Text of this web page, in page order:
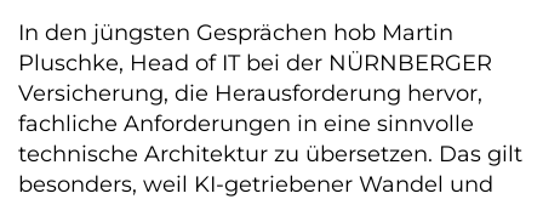
In den jüngsten Gesprächen hob Martin
Pluschke, Head of IT bei der NÜRNBERGER
Versicherung, die Herausforderung hervor,
fachliche Anforderungen in eine sinnvolle
technische Architektur zu übersetzen. Das gilt
besonders, weil KI-getriebener Wandel und